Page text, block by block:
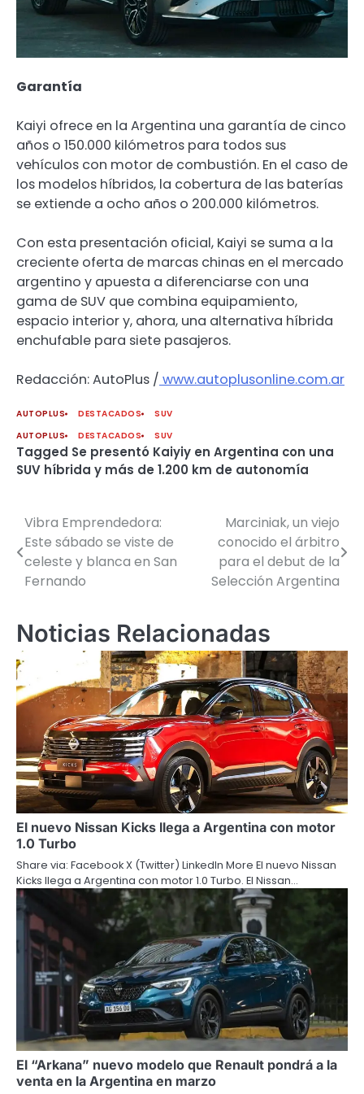
Garantía
Kaiyi ofrece en la Argentina una garantía de cinco
años o 150.000 kilómetros para todos sus
vehículos con motor de combustión. En el caso de
los modelos híbridos, la cobertura de las baterías
se extiende a ocho años o 200.000 kilómetros.
Con esta presentación oficial, Kaiyi se suma a la
creciente oferta de marcas chinas en el mercado
argentino y apuesta a diferenciarse con una
gama de SUV que combina equipamiento,
espacio interior y, ahora, una alternativa híbrida
enchufable para siete pasajeros.
Redacción: AutoPlus / www.autoplusonline.com.ar
AUTOPLUS DESTACADOS
SUV
AUTOPLUS
DESTACADOS SUV
Tagged Se presentó Kaiyiy en Argentina con una
SUV híbrida y más de 1.200 km de autonomía
Navegación
de
entradas
Vibra Emprendedora:
Este sábado se viste de
celeste y blanca en San
Fernando
Marciniak, un viejo
conocido el árbitro
para el debut de la
Selección Argentina
Noticias Relacionadas
El nuevo Nissan Kicks llega a Argentina con motor
1.0 Turbo
Share via: Facebook X (Twitter) LinkedIn More El nuevo Nissan
Kicks llega a Argentina con motor 1.0 Turbo. El Nissan…
El “Arkana” nuevo modelo que Renault pondrá a la
venta en la Argentina en marzo